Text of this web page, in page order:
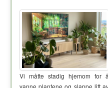
Vi måtte stadig hjemom for å